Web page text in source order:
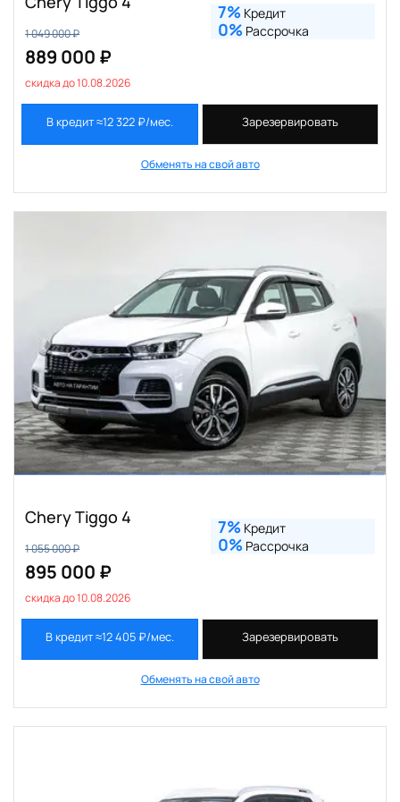
1 049 000 ₽
889 000 ₽
скидка до 10.08.2026
7% Кредит
0% Рассрочка
В кредит ≈12 322 ₽/мес. Зарезервировать
Обменять на свой авто
Chery Tiggo 4
1 055 000 ₽
895 000 ₽
скидка до 10.08.2026
7% Кредит
0% Рассрочка
В кредит ≈12 405 ₽/мес. Зарезервировать
Обменять на свой авто